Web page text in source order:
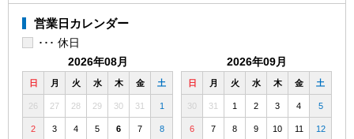
営業日カレンダー
･･･ 休日
2026年08月
日 月 火 水 木 金 土
26 27 28 29 30 31 1
2 3 4 5 6 7 8
2026年09月
日 月 火 水 木 金 土
30 31 1 2 3 4 5
6 7 8 9 10 11 12